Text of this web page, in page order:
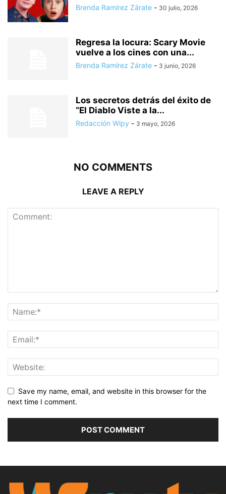
Brenda Ramírez Zárate - 30 julio, 2026
Regresa la locura: Scary Movie
vuelve a los cines con una...
Brenda Ramírez Zárate - 3 junio, 2026
Los secretos detrás del éxito de
“El Diablo Viste a la...
Redacción Wipy - 3 mayo, 2026
NO COMMENTS
LEAVE A REPLY
Save my name, email, and website in this browser for the
next time I comment.